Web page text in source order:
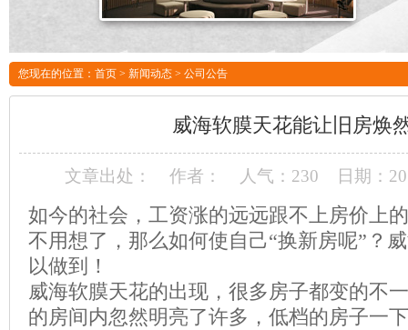
您现在的位置： 首页 > 新闻动态 > 公司公告
威海软膜天花能让旧房焕
文章出处： 作者： 人气： 230 日期：
如今的社会，工资涨的远远跟不上房价上
不用想了，那么如何使自己“换新房呢”？
以做到！
威海软膜天花的出现，很多房子都变的不
的房间内忽然明亮了许多，低档的房子一